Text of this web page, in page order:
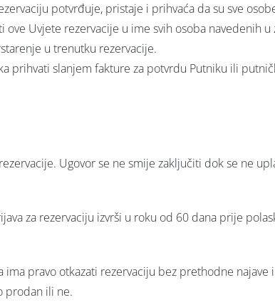
potvrđuje, pristaje i prihvaća da su sve
Uvjete rezervacije u ime svih osoba navedenih u
u trenutku rezervacije.
prihvati slanjem fakture za potvrdu Putniku ili
Ugovor se ne smije zaključiti dok se ne
za rezervaciju izvrši u roku od 60 dana prije
pravo otkazati rezervaciju bez prethodne najave
prodan ili ne.